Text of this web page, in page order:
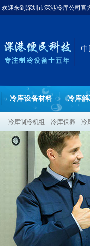
欢迎来到深圳市深港冷库公司官
深港冷库2017年优惠活动
中
冷库设备材料 冷库
冷库制冷机组 冷库保养 冷